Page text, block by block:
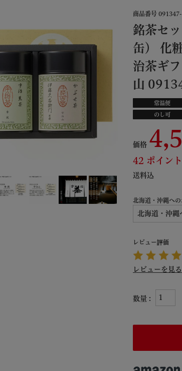
商品番号
銘茶セ
缶） 化
治茶ギ
山
常温便
のし可
価格
42 ポイン
送料込
北海道・沖縄への
レビュー評価
レビューを見る